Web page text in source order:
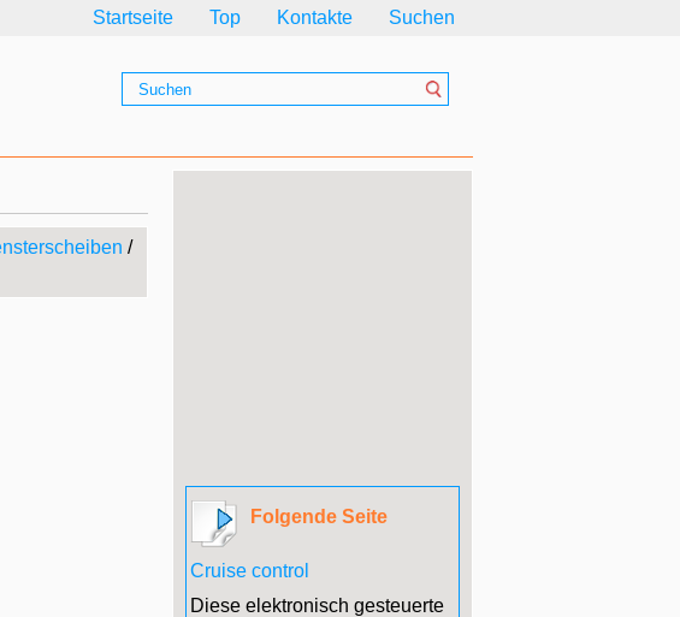
Startseite Top Kontakte Suchen
/
Folgende Seite
Cruise control
Diese elektronisch gesteuerte